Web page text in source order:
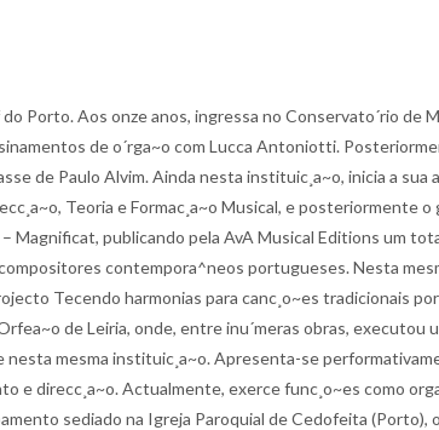
Porto. Aos onze anos, ingressa no Conservato´rio de
de o´rga~o com Lucca Antoniotti.
de Paulo Alvim. Ainda nesta instituic¸a~o, inicia a sua
Teoria e Formac¸a~o Musical, e posteriormente
Magnificat, publicando pela AvA Musical Editions um
contempora^neos portugueses. Nesta
Tecendo harmonias para canc¸o~es tradicionais
de Leiria, onde, entre inu´meras obras, executou
mesma instituic¸a~o. Apresenta-se
e direcc¸a~o. Actualmente, exerce func¸o~es como
sediado na Igreja Paroquial de Cedofeita (Porto),